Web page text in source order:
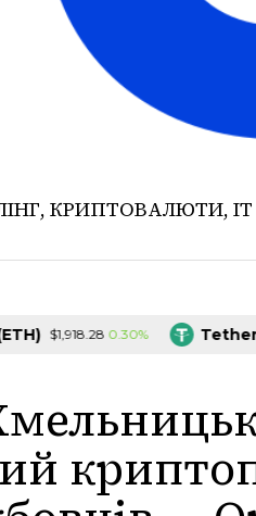
КРИПТОВАЛЮТИ, ІТ
$1,918.28 0.30%